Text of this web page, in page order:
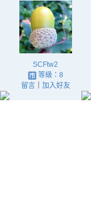
SCFtw2
等級：8
留言｜ 加入好友